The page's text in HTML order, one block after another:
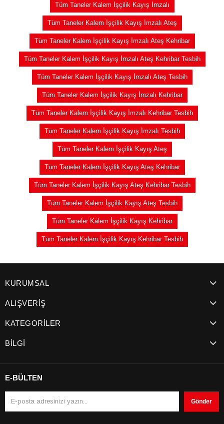
Tüm Taneler Kalem İşçilik Kayış İmzalı
Tüm Taneler Kalem İşçilik Kayış İmzalı Ateş
Tüm Taneler Kalem İşçilik Kayış İmzalı Ateş Kehribar
Tüm Taneler Kalem İşçilik Kayış İmzalı Ateş Kehribar Tesbih
Tüm Taneler Kalem İşçilik Kayış İmzalı Ateş Tesbih
Tüm Taneler Kalem İşçilik Kayış İmzalı Kehribar
Tüm Taneler Kalem İşçilik Kayış İmzalı Kehribar Tesbih
Tüm Taneler Kalem İşçilik Kayış İmzalı Tesbih
Tüm Taneler Kalem İşçilik Kayış Ateş
Tüm Taneler Kalem İşçilik Kayış Ateş Kehribar
Tüm Taneler Kalem İşçilik Kayış Ateş Kehribar Tesbih
Tüm Taneler Kalem İşçilik Kayış Ateş Tesbih
Tüm Taneler Kalem İşçilik Kayış Kehribar
Tüm Taneler Kalem İşçilik Kayış Kehribar Tesbih
KURUMSAL
ALIŞVERİŞ
KATEGORİLER
BİLGİ
E-BÜLTEN
Gönder